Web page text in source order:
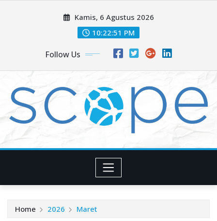
Kamis, 6 Agustus 2026
10:22:52 PM
Follow Us
Home 2026 Maret